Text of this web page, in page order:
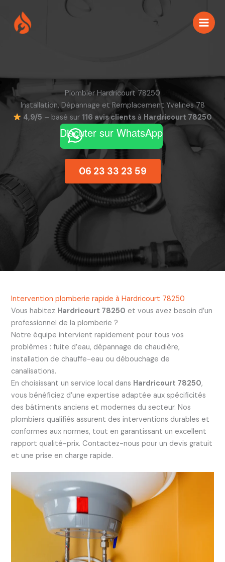
contenu
Plombier Hardricourt 78250
Installation, Dépannage et Remplacement Yvelines 78
4,9/5 – basé sur 116 avis clients à Hardricourt 78250
Discuter sur WhatsApp
06 23 33 23 59
Intervention plomberie rapide à Hardricourt 78250
Vous habitez Hardricourt 78250 et vous avez besoin d’un
professionnel de la plomberie ?
Notre équipe intervient rapidement pour tous vos
problèmes : fuite d’eau, dépannage de chaudière,
installation de chauffe-eau ou débouchage de
canalisations.
En choisissant un service local dans Hardricourt 78250,
vous bénéficiez d’une expertise adaptée aux spécificités
des bâtiments anciens et modernes du secteur. Nos
plombiers qualifiés assurent des interventions durables et
conformes aux normes, tout en garantissant un excellent
rapport qualité-prix. Contactez-nous pour un devis gratuit
et une prise en charge rapide.